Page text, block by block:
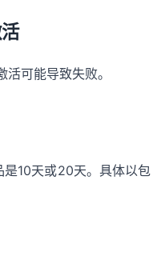
可能导致失败。
10天或20天。具体以包